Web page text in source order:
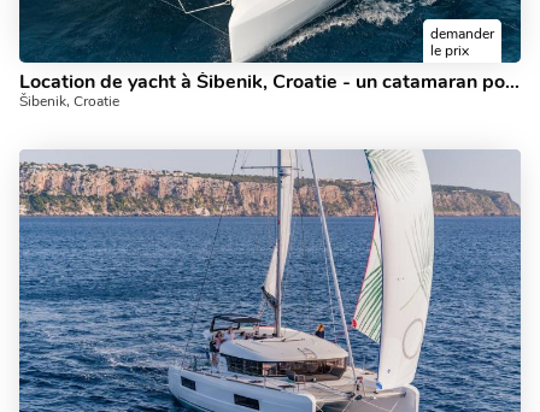
demander
le prix
Location de yacht à Šibenik, Croatie - un catamaran pour 12 personnes à louer.
Šibenik, Croatie